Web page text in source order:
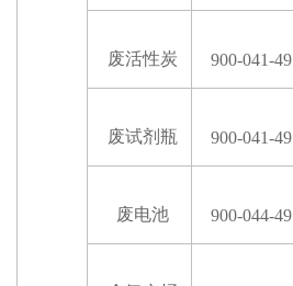
废活性炭 900-041-49
废试剂瓶 900-041-49
废电池 900-044-49